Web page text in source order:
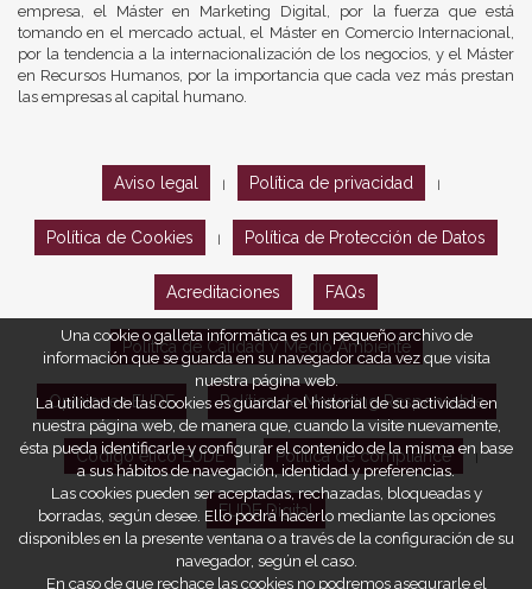
empresa, el Máster en Marketing Digital, por la fuerza que está
tomando en el mercado actual, el Máster en Comercio Internacional,
por la tendencia a la internacionalización de los negocios, y el Máster
en Recursos Humanos, por la importancia que cada vez más prestan
las empresas al capital humano.
Aviso legal Política de privacidad
Política de Cookies Política de Protección de Datos
Acreditaciones FAQs
Política de Calidad y Medio Ambiente
Opiniones EUDE Política de Marketing Responsable
Código ético EUDE Política de compliance
EUDE Digital
Una cookie o galleta informática es un pequeño archivo de
información que se guarda en su navegador cada vez que visita
nuestra página web.
La utilidad de las cookies es guardar el historial de su actividad en
nuestra página web, de manera que, cuando la visite nuevamente,
ésta pueda identificarle y configurar el contenido de la misma en base
a sus hábitos de navegación, identidad y preferencias.
Las cookies pueden ser aceptadas, rechazadas, bloqueadas y
borradas, según desee. Ello podrá hacerlo mediante las opciones
disponibles en la presente ventana o a través de la configuración de su
navegador, según el caso.
En caso de que rechace las cookies no podremos asegurarle el